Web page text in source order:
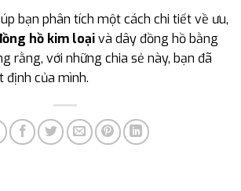
bạn phân tích một cách chi tiết về ưu,
hồ kim loạivà dây đồng hồ bằng
rằng, với những chia sẻ này, bạn đã
định của mình.